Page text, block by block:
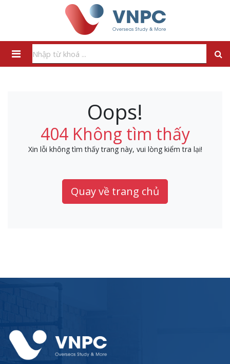
Oops!
404 Không tìm thấy
Xin lỗi không tìm thấy trang này, vui lòng kiểm tra lại!
Quay về trang chủ